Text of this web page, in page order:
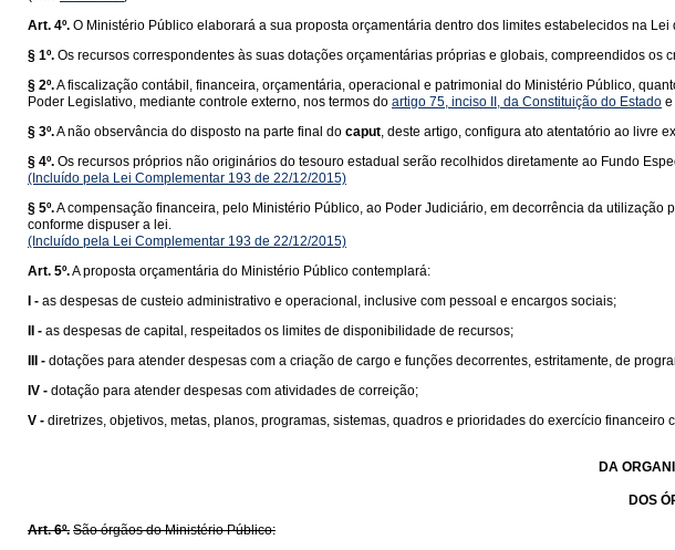
Art. 4º. O Ministério Público elaborará a sua proposta orçamentária dentro dos limites estabelecidos na
§ 1º. Os recursos correspondentes às suas dotações orçamentárias próprias e globais, compreendidos
§ 2º.A fiscalização contábil, financeira, orçamentária, operacional e patrimonial do Ministério Público,
Poder Legislativo, mediante controle externo, nos termos do artigo 75, inciso II, da Constituição do Estado e
§ 3º.A não observância do disposto na parte final do caput, deste artigo, configura ato atentatório ao livre
§ 4º. Os recursos próprios não originários do tesouro estadual serão recolhidos diretamente ao Fundo
(Incluído pela Lei Complementar 193 de 22/12/2015)
§ 5º.A compensação financeira, pelo Ministério Público, ao Poder Judiciário, em decorrência da
conforme dispuser a lei.
(Incluído pela Lei Complementar 193 de 22/12/2015)
Art. 5º.A proposta orçamentária do Ministério Público contemplará:
I - as despesas de custeio administrativo e operacional, inclusive com pessoal e encargos sociais;
II - as despesas de capital, respeitados os limites de disponibilidade de recursos;
III - dotações para atender despesas com a criação de cargo e funções decorrentes, estritamente, de
IV - dotação para atender despesas com atividades de correição;
V - diretrizes, objetivos, metas, planos, programas, sistemas, quadros e prioridades do exercício financeiro
DA
DOS
Art. 6º. São órgãos do Ministério Público: